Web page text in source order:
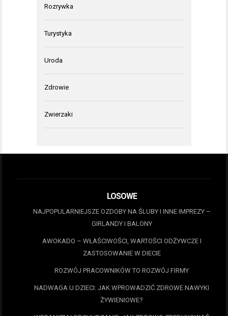
Rozrywka
Turystyka
Uroda
Zdrowie
Zwierzaki
LOSOWE
NAJPOPULARNIEJSZE OZDOBY NA ŚLUBY I INNE IMPREZY –
GIRLANDY I BALONY
AWOKADO – WŁAŚCIWOŚCI, WARTOŚCI ODŻYWCZE I
ZASTOSOWANIE W DIECIE
ROZWÓJ PRACOWNIKÓW TO ROZWÓJ FIRMY
NADWAGA U DZIECI: JAK WPROWADZIĆ ZDROWE NAWYKI
ŻYWIENIOWE?